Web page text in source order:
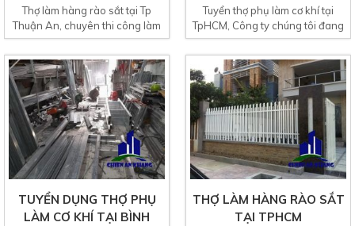
Thợ làm hàng rào sắt tại Tp
Thuận An, chuyên thi công làm
hàng rào sắt ở khu vực...
Tuyển thợ phụ làm cơ khí tại
TpHCM, Công ty chúng tôi đang
tuyển 5 thợ làm cơ khí...
TUYỂN DỤNG THỢ PHỤ
LÀM CƠ KHÍ TẠI BÌNH
THỢ LÀM HÀNG RÀO SẮT
TẠI TPHCM